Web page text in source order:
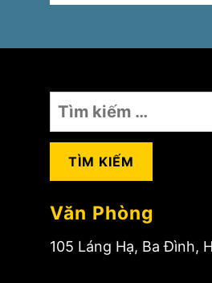
Tìm
cho:
Văn Phòng
105 Láng Hạ, Ba Đình,